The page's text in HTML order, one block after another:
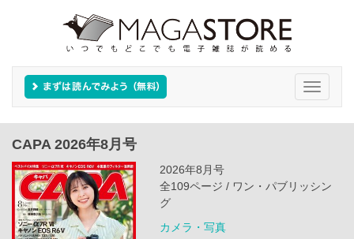
Toggle
CAPA 2026年8月号
2026年8月号
全109ページ / ワン・パブリッシン
グ
カメラ・写真